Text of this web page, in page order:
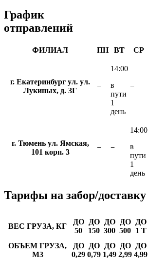
График
отправлений
ФИЛИАЛ ПН ВТ СР
г. Екатеринбург ул. ул.
Лукиных, д. 3Г
−
14:00
в
пути
1
день
−
г. Тюмень ул. Ямская,
101 корп. 3
− −
14:00
в
пути
1
день
Тарифы на забор/доставку
ВЕС ГРУЗА, КГ
ДО
50
ДО
150
ДО
300
ДО
500
ДО
1 Т
ОБЪЕМ ГРУЗА,
М3
ДО
0,29
ДО
0,79
ДО
1,49
ДО
2,99
ДО
4,99